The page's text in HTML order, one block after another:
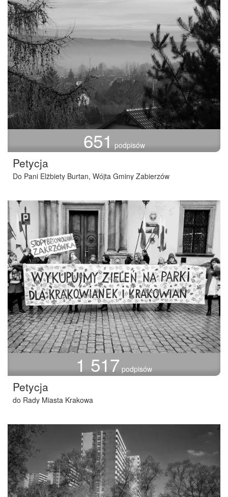
651 podpisów
Petycja
Do Pani Elżbiety Burtan, Wójta Gminy Zabierzów
1 517 podpisów
Petycja
do Rady Miasta Krakowa